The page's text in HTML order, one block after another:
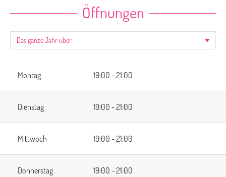
Öffnungen
Montag 19:00 - 21:00
Dienstag 19:00 - 21:00
Mittwoch 19:00 - 21:00
Donnerstag 19:00 - 21:00